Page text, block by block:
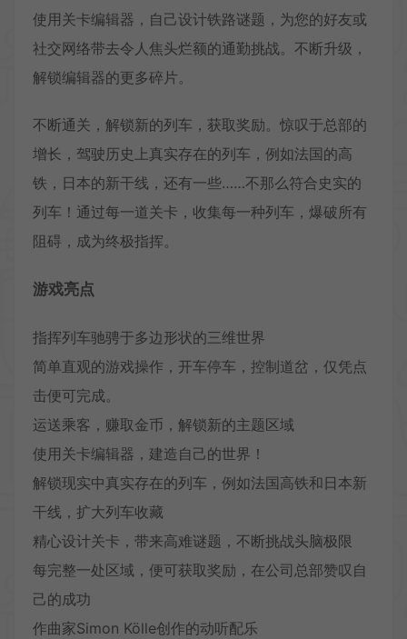
使用关卡编辑器，自己设计铁路谜题，为您的好友或
社交网络带去令人焦头烂额的通勤挑战。不断升级，
解锁编辑器的更多碎片。
不断通关，解锁新的列车，获取奖励。惊叹于总部的
增长，驾驶历史上真实存在的列车，例如法国的高
铁，日本的新干线，还有一些……不那么符合史实的
列车！通过每一道关卡，收集每一种列车，爆破所有
阻碍，成为终极指挥。
游戏亮点
指挥列车驰骋于多边形状的三维世界
简单直观的游戏操作，开车停车，控制道岔，仅凭点
击便可完成。
运送乘客，赚取金币，解锁新的主题区域
使用关卡编辑器，建造自己的世界！
解锁现实中真实存在的列车，例如法国高铁和日本新
干线，扩大列车收藏
精心设计关卡，带来高难谜题，不断挑战头脑极限
每完整一处区域，便可获取奖励，在公司总部赞叹自
己的成功
作曲家Simon Kölle创作的动听配乐